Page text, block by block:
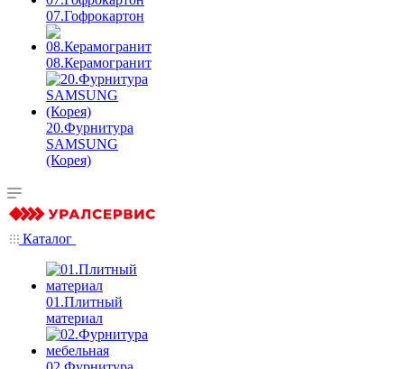
07.Гофрокартон
08.Керамогранит
20.Фурнитура
SAMSUNG
(Корея)
Каталог
01.Плитный
материал